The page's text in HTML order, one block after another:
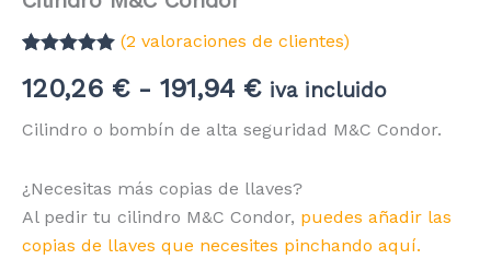
5.00de 5 en
base a
valoraciones
de clientes
(2 valoraciones de clientes)
120,26 € - 191,94 €Rango
de
desde
120,26 €
iva incluido
Cilindro o bombín de alta seguridad M&C Condor.
¿Necesitas más copias de llaves?
Al pedir tu cilindro M&C Condor, puedes añadir las
copias de llaves que necesites pinchando aquí.